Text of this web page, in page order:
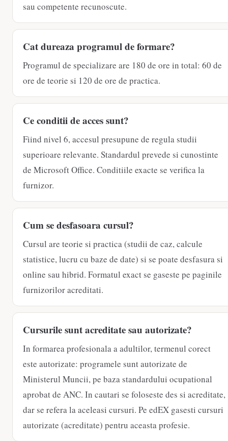
sau competente recunoscute.
Cat dureaza programul de formare?
Programul de specializare are 180 de ore in total: 60 de
ore de teorie si 120 de ore de practica.
Ce conditii de acces sunt?
Fiind nivel 6, accesul presupune de regula studii
superioare relevante. Standardul prevede si cunostinte
de Microsoft Office. Conditiile exacte se verifica la
furnizor.
Cum se desfasoara cursul?
Cursul are teorie si practica (studii de caz, calcule
statistice, lucru cu baze de date) si se poate desfasura si
online sau hibrid. Formatul exact se gaseste pe paginile
furnizorilor acreditati.
Cursurile sunt acreditate sau autorizate?
In formarea profesionala a adultilor, termenul corect
este autorizate: programele sunt autorizate de
Ministerul Muncii, pe baza standardului ocupational
aprobat de ANC. In cautari se foloseste des si acreditate,
dar se refera la aceleasi cursuri. Pe edEX gasesti cursuri
autorizate (acreditate) pentru aceasta profesie.